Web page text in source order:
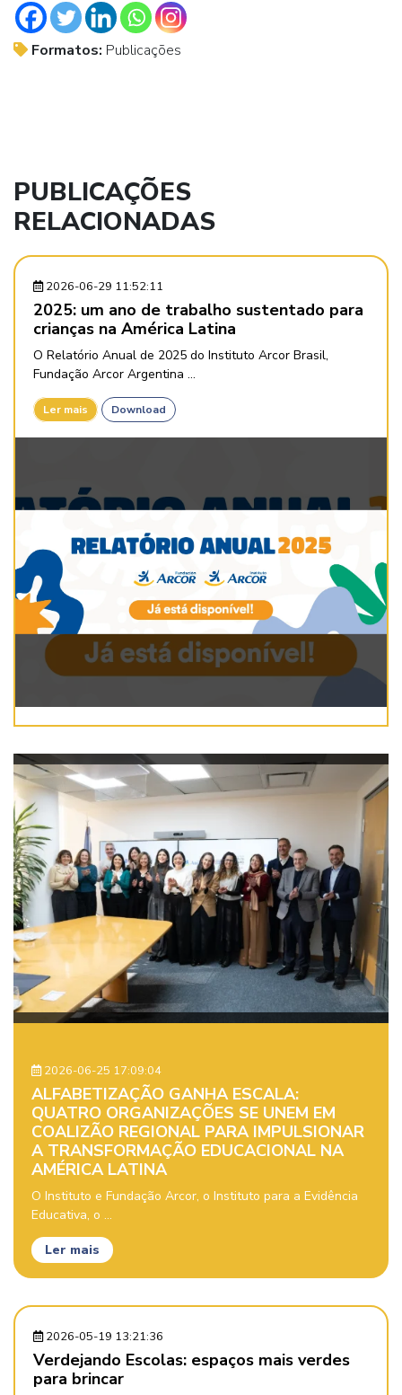
Formatos: Publicações
PUBLICAÇÕES
RELACIONADAS
2026-06-29 11:52:11
2025: um ano de trabalho sustentado para
crianças na América Latina
O Relatório Anual de 2025 do Instituto Arcor Brasil,
Fundação Arcor Argentina ...
Ler mais Download
2026-06-25 17:09:04
ALFABETIZAÇÃO GANHA ESCALA:
QUATRO ORGANIZAÇÕES SE UNEM EM
COALIZÃO REGIONAL PARA IMPULSIONAR
A TRANSFORMAÇÃO EDUCACIONAL NA
AMÉRICA LATINA
O Instituto e Fundação Arcor, o Instituto para a Evidência
Educativa, o ...
Ler mais
2026-05-19 13:21:36
Verdejando Escolas: espaços mais verdes
para brincar